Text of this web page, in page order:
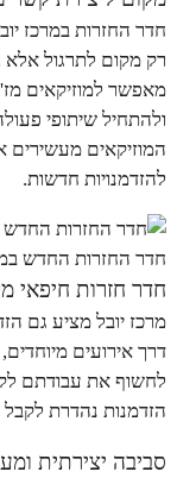
חדר החזרות במרכז
רק מקום לתרגול אלא
מאפשר למוזיקאים
ולהתחיל שיתופי
המוזיקאים מעשירים
להזדמנויות חדשות.
חדר החזרות החדש
חדר חזרות חיפאי
מרכז יובל מציע גם
דרך אירועים
לחשוף את עבודתם
הזדמנות נהדרת לקבל
סביבה יצירתית